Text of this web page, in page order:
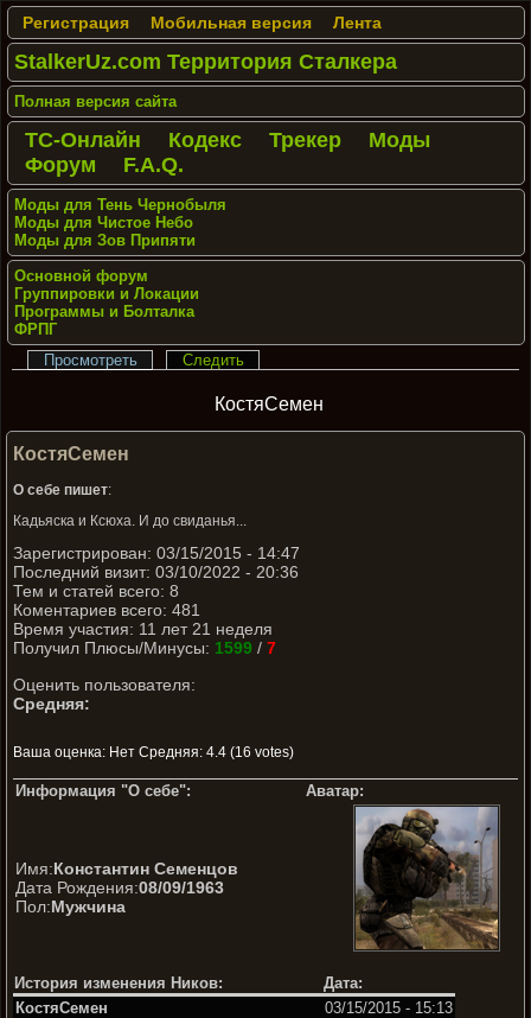
Регистрация Мобильная версия Лента
StalkerUz.com Территория Сталкера
Полная версия сайта
ТС-Онлайн Кодекс Трекер
Моды
Форум
F.A.Q.
Моды для Тень Чернобыля
Моды для Чистое Небо
Моды для Зов Припяти
Основной форум
Группировки и Локации
Программы и Болталка
ФРПГ
Просмотреть
Следить
КостяСемен
КостяСемен
О себе пишет:
Кадьяска и Ксюха. И до свиданья...
Зарегистрирован: 03/15/2015 - 14:47
Последний визит: 03/10/2022 - 20:36
Тем и статей всего: 8
Коментариев всего: 481
Время участия: 11 лет 21 неделя
Получил Плюсы/Минусы: 1599 / 7
Оценить пользователя:
Средняя:
Ваша оценка: Нет Средняя: 4.4 (16 votes)
Информация "О себе": Аватар:
Имя:Константин Семенцов
Дата Рождения:08/09/1963
Пол:Мужчина
История изменения Ников:
Дата:
КостяСемен
03/15/2015 - 15:13